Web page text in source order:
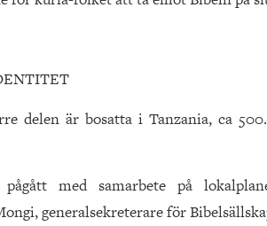
delen är bosatta i Tanzania, ca
med samarbete på
generalsekreterare för